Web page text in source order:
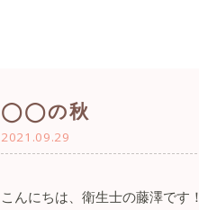
◯◯の秋
2021.09.29
こんにちは、衛生士の藤澤です！